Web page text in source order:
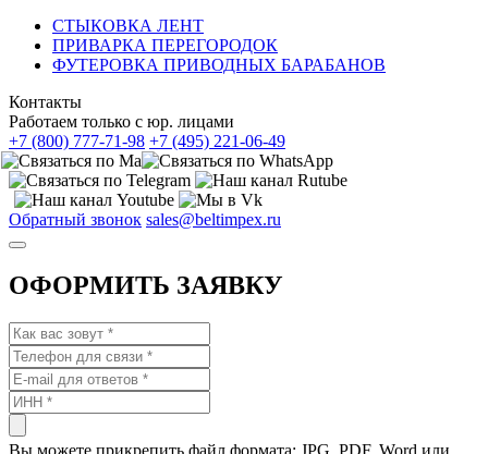
СТЫКОВКА ЛЕНТ
ПРИВАРКА ПЕРЕГОРОДОК
ФУТЕРОВКА ПРИВОДНЫХ БАРАБАНОВ
Контакты
Работаем только с юр. лицами
+7 (800) 777-71-98 +7 (495) 221-06-49
Обратный звонок sales@beltimpex.ru
ОФОРМИТЬ ЗАЯВКУ
Вы можете прикрепить файл формата: JPG, PDF, Word или